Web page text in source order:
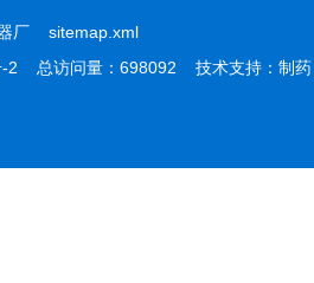
器厂 sitemap.xml
2 总访问量：698092 技术支持： 制药